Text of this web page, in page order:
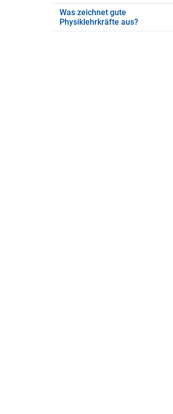
Was zeichnet gute
Physiklehrkräfte aus?